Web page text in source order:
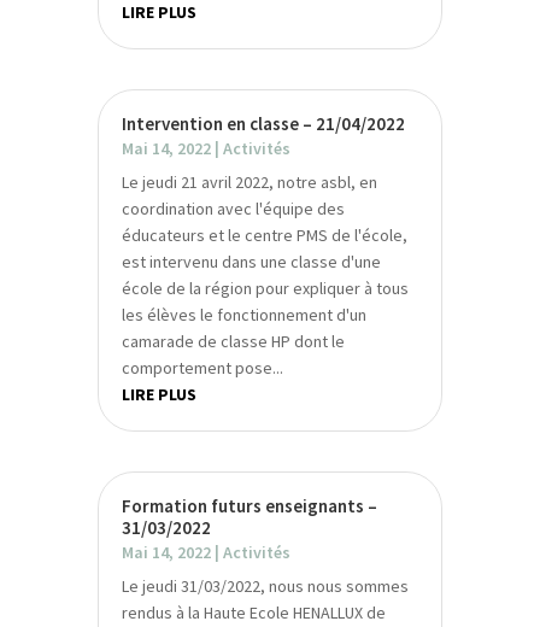
LIRE PLUS
Intervention en classe – 21/04/2022
Mai 14, 2022| Activités
Le jeudi 21 avril 2022, notre asbl, en
coordination avec l'équipe des
éducateurs et le centre PMS de l'école,
est intervenu dans une classe d'une
école de la région pour expliquer à tous
les élèves le fonctionnement d'un
camarade de classe HP dont le
comportement pose...
LIRE PLUS
Formation futurs enseignants –
31/03/2022
Mai 14, 2022| Activités
Le jeudi 31/03/2022, nous nous sommes
rendus à la Haute Ecole HENALLUX de